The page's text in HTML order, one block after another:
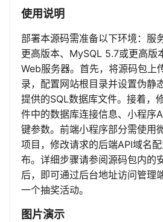
使用说明
部署本源码需准备以下环境：服
更高版本、MySQL 5.7或更高
Web服务器。首先，将源码包上
录，配置网站根目录并设置伪静
提供的SQL数据库文件。接着，
件中的数据库连接信息、小程序
键参数。前端小程序部分需使用
项目，修改请求的后端API域名
布。详细步骤请参阅源码包内的
后，即可通过后台地址访问管理
一个抽奖活动。
图片演示